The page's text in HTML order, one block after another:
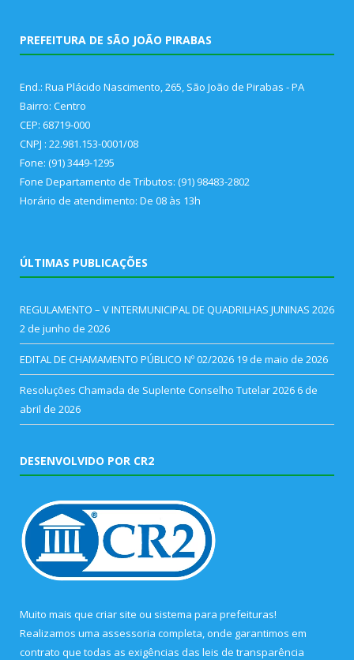
PREFEITURA DE SÃO JOÃO PIRABAS
End.: Rua Plácido Nascimento, 265, São João de Pirabas - PA
Bairro: Centro
CEP: 68719-000
CNPJ : 22.981.153-0001/08
Fone: (91) 3449-1295
Fone Departamento de Tributos: (91) 98483-2802
Horário de atendimento: De 08 às 13h
ÚLTIMAS PUBLICAÇÕES
REGULAMENTO – V INTERMUNICIPAL DE QUADRILHAS JUNINAS 2026
2 de junho de 2026
EDITAL DE CHAMAMENTO PÚBLICO Nº 02/2026 19 de maio de 2026
Resoluções Chamada de Suplente Conselho Tutelar 2026 6 de
abril de 2026
DESENVOLVIDO POR CR2
Muito mais que criar site ou sistema para prefeituras!
Realizamos uma assessoria completa, onde garantimos em
contrato que todas as exigências das leis de transparência